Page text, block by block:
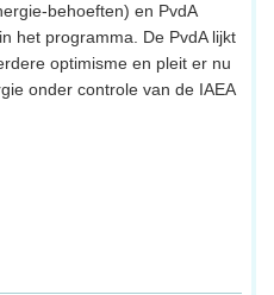
behoeften) en PvdA
het programma. De PvdA lijkt
optimisme en pleit er nu
onder controle van de IAEA